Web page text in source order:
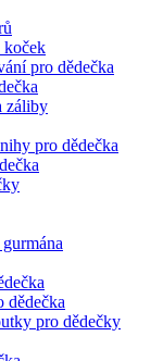
koček
pro dědečka
záliby
pro dědečka
dědečka
pro dědečky